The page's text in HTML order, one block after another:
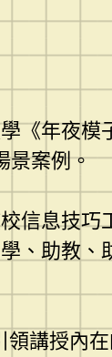
《年夜模
景案例。
信息技
、助教
講授內